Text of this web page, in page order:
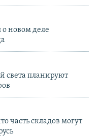
новом деле
света планируют
часть складов могут